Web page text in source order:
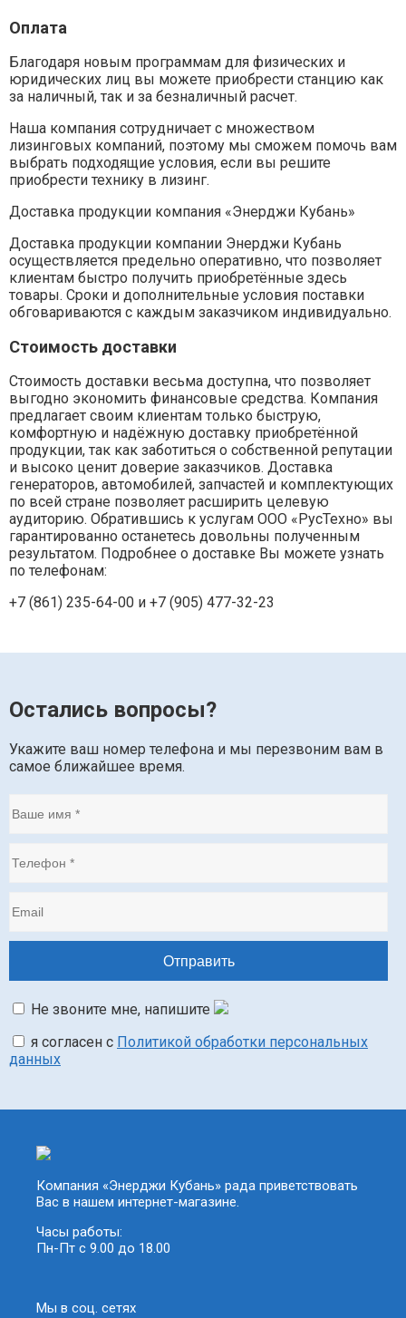
Оплата
Благодаря новым программам для физических и
юридических лиц вы можете приобрести станцию как
за наличный, так и за безналичный расчет.
Наша компания сотрудничает с множеством
лизинговых компаний, поэтому мы сможем помочь вам
выбрать подходящие условия, если вы решите
приобрести технику в лизинг.
Доставка продукции компания «Энерджи Кубань»
Доставка продукции компании Энерджи Кубань
осуществляется предельно оперативно, что позволяет
клиентам быстро получить приобретённые здесь
товары. Сроки и дополнительные условия поставки
обговариваются с каждым заказчиком индивидуально.
Стоимость доставки
Стоимость доставки весьма доступна, что позволяет
выгодно экономить финансовые средства. Компания
предлагает своим клиентам только быструю,
комфортную и надёжную доставку приобретённой
продукции, так как заботиться о собственной репутации
и высоко ценит доверие заказчиков. Доставка
генераторов, автомобилей, запчастей и комплектующих
по всей стране позволяет расширить целевую
аудиторию. Обратившись к услугам ООО «РусТехно» вы
гарантированно останетесь довольны полученным
результатом. Подробнее о доставке Вы можете узнать
по телефонам:
+7 (861) 235-64-00 и +7 (905) 477-32-23
Остались вопросы?
Укажите ваш номер телефона и мы перезвоним вам в
самое ближайшее время.
Не звоните мне, напишите
я согласен с Политикой обработки персональных
данных
Компания «Энерджи Кубань» рада приветствовать
Вас в нашем интернет-магазине.
Часы работы:
Пн-Пт с 9.00 до 18.00
Мы в соц. сетях